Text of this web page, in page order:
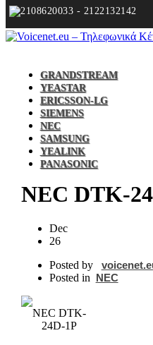
2108620033 - 2122132142
GRANDSTREAM
YEASTAR
ERICSSON-LG
SIEMENS
NEC
SAMSUNG
YEALINK
PANASONIC
NEC
Dec
26
Posted by
Posted in NEC
NEC DTK‐
24D‐1P